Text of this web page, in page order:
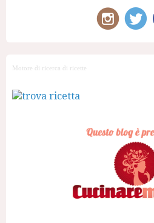
Motore di ricerca di ricette